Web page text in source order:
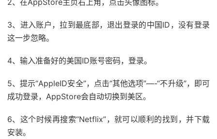
3、进入账户，拉到最底部，退出登录的中国ID，没有登录
这一步忽略。
4、输入准备好的美国ID账号密码，登录。
5、提示“AppleID安全”，点击“其他选项”—-“不升级”，即可
成功登录，AppStore会自动切换到美区。
6、这个时候再搜索“Netflix”，就可以顺利的找到，并下载
安装。